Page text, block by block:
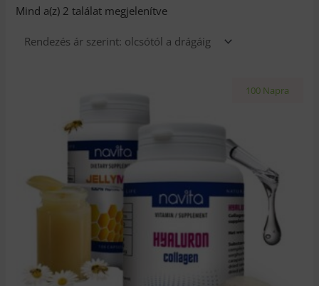
Mind a(z) 2 találat megjelenítve
100 Napra